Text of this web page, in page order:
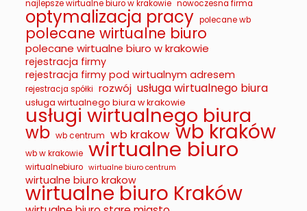
najlepsze wirtualne biuro w krakowie nowoczesna firma
optymalizacja pracy polecane wb
polecane wirtualne biuro
polecane wirtualne biuro w krakowie
rejestracja firmy
rejestracja firmy pod wirtualnym adresem
rejestracja spółki rozwój usługa wirtualnego biura
usługa wirtualnego biura w krakowie
usługi wirtualnego biura
wb wb centrum wb krakow wb kraków
wb w krakowie wirtualne biuro
wirtualnebiuro wirtualne biuro centrum
wirtualne biuro krakow
wirtualne biuro Kraków